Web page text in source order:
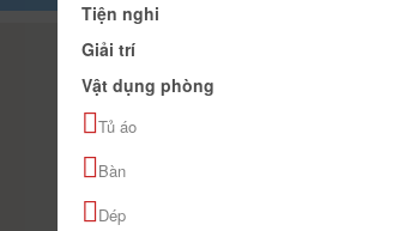
Tiện nghi
Giải trí
Vật dụng phòng
Tủ áo
Bàn
Dép